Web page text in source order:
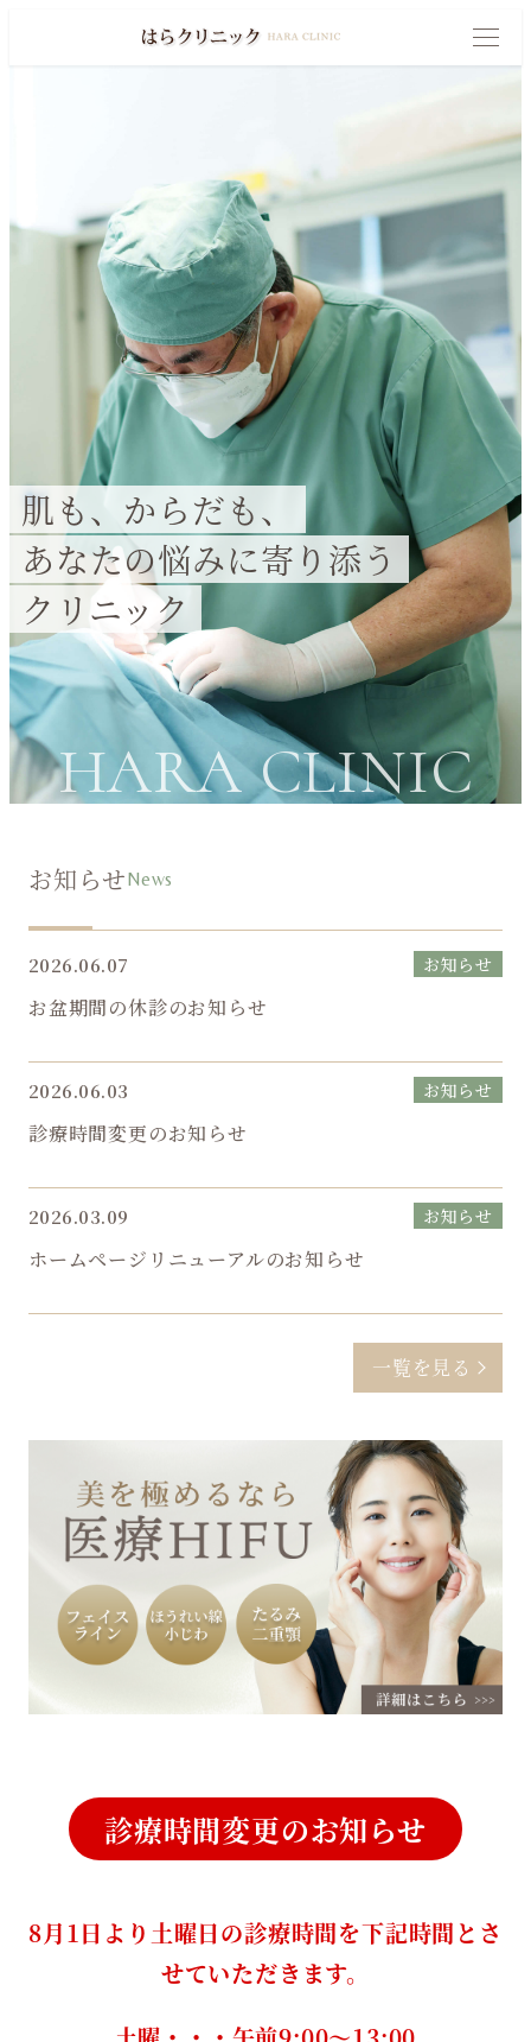
ン
E
医療の力で、
美しく、
健やかに。
HARA CLINIC
肌も、からだも、
あなたの悩みに寄り添う
クリニック
HARA CLINIC
お知らせNews
2026.06.07 お知らせ
お盆期間の休診のお知らせ
2026.06.03 お知らせ
診療時間変更のお知らせ
2026.03.09 お知らせ
ホームページリニューアルのお知らせ
一覧を見る
診療時間変更のお知らせ
8月1日より土曜日の診療時間を下記時間とさ
せていただきます。